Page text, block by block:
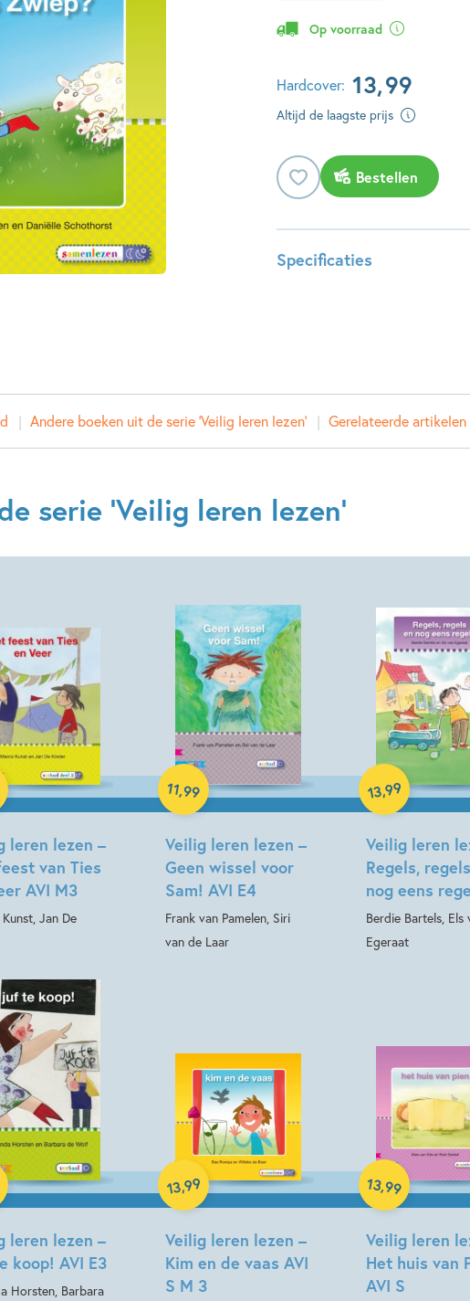
Op voorraad
Hardcover: 13,99
Altijd de laagste prijs
Bestellen
Specificaties
Daniëlle Schothorst
Andere boeken uit de serie 'Veilig leren lezen' Gerelateerde artikelen
serie 'Veilig leren lezen'
leren lezen –
van Ties
AVI M3
Jan De
Veilig leren lezen –
Geen wissel voor
Sam! AVI E4
Frank van Pamelen, Siri
van de Laar
11,99
Hardcover
Veilig leren
Regels,
nog eens
Berdie Bartels, Els
Egeraat
13,99
Hardcover
leren lezen –
koop! AVI E3
Horsten, Barbara
Veilig leren lezen –
Kim en de vaas AVI
S M 3
13,99
Hardcover
Veilig leren
Het huis van
AVI S
13,99
Hardcover